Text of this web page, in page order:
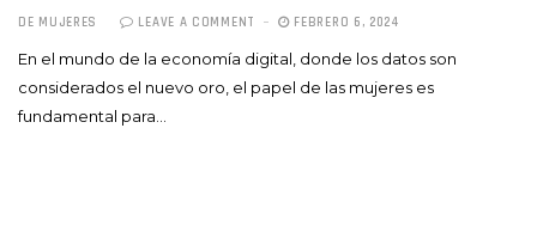
DE MUJERES LEAVE A COMMENT FEBRERO 6, 2024
En el mundo de la economía digital, donde los datos son
considerados el nuevo oro, el papel de las mujeres es
fundamental para…